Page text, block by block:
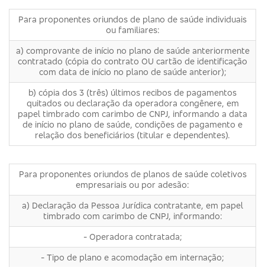
Para proponentes oriundos de plano de saúde individuais
ou familiares:
a) comprovante de início no plano de saúde anteriormente
contratado (cópia do contrato OU cartão de identificação
com data de início no plano de saúde anterior);
b) cópia dos 3 (três) últimos recibos de pagamentos
quitados ou declaração da operadora congênere, em
papel timbrado com carimbo de CNPJ, informando a data
de início no plano de saúde, condições de pagamento e
relação dos beneficiários (titular e dependentes).
Para proponentes oriundos de planos de saúde coletivos
empresariais ou por adesão:
a) Declaração da Pessoa Jurídica contratante, em papel
timbrado com carimbo de CNPJ, informando:
- Operadora contratada;
- Tipo de plano e acomodação em internação;